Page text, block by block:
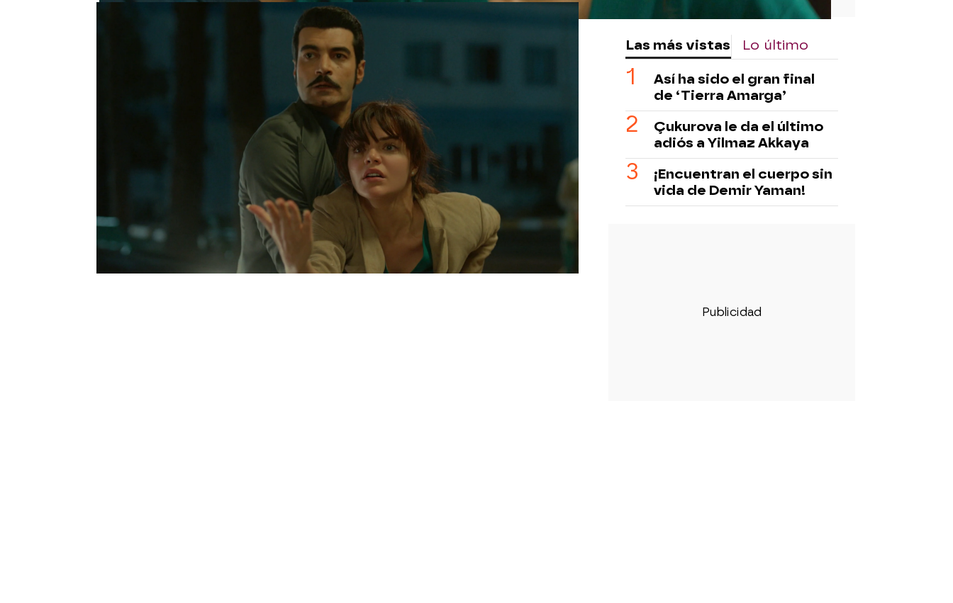
A pesar de lo sucedido, Züleyha consigue recuperar a su hijo y
Demir trae a Adnan de nuevo a la mansión. El joven pide
perdón a la joven y la hace una promesa: “No volveré a quitar a
Para Demir, todo lo que hace es para no perder a Züleyha: “Te
he hecho cosas horribles y nunca me lo voy a perdonar”,
Las más vistas Lo último
Así ha sido el gran final
de ‘Tierra Amarga’
Çukurova le da el último
adiós a Yilmaz Akkaya
¡Encuentran el cuerpo sin
vida de Demir Yaman!